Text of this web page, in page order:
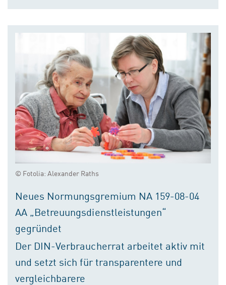
© Fotolia: Alexander Raths
Neues Normungsgremium NA 159-08-04
AA „Betreuungsdienstleistungen“
gegründet
Der DIN-Verbraucherrat arbeitet aktiv mit
und setzt sich für transparentere und
vergleichbarere